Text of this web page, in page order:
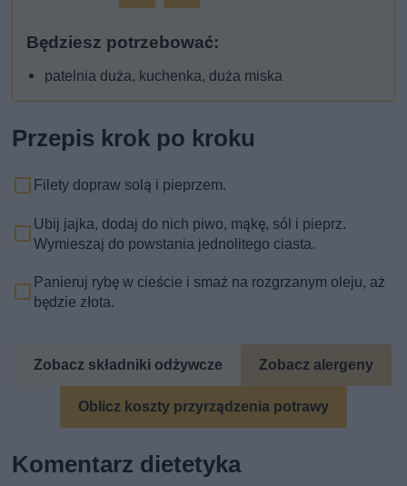
Będziesz potrzebować:
patelnia duża, kuchenka, duża miska
Przepis krok po kroku
Filety dopraw solą i pieprzem.
Ubij jajka, dodaj do nich piwo, mąkę, sól i pieprz.
Wymieszaj do powstania jednolitego ciasta.
Panieruj rybę w cieście i smaż na rozgrzanym oleju, aż
będzie złota.
Zobacz składniki odżywcze Zobacz alergeny
Oblicz koszty przyrządzenia potrawy
Komentarz dietetyka